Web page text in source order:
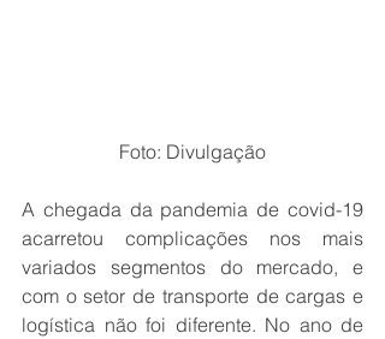
Foto: Divulgação
A chegada da pandemia de covid-19
acarretou complicações nos mais
variados segmentos do mercado, e
com o setor de transporte de cargas e
logística não foi diferente. No ano de